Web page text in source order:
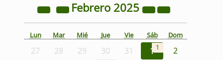
Febrero 2025
Lun Mar Mié Jue Vie Sáb Dom
27 28 29 30 31 1 1
2